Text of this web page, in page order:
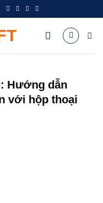
Hướng dẫn
với hộp thoại